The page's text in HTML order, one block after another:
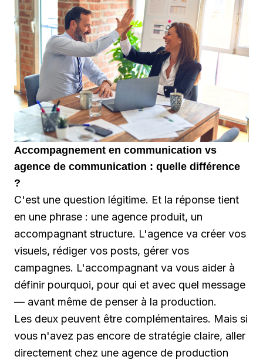
Accompagnement en communication vs
agence de communication : quelle différence
?
C'est une question légitime. Et la réponse tient
en une phrase : une agence produit, un
accompagnant structure. L'agence va créer vos
visuels, rédiger vos posts, gérer vos
campagnes. L'accompagnant va vous aider à
définir pourquoi, pour qui et avec quel message
— avant même de penser à la production.
Les deux peuvent être complémentaires. Mais si
vous n'avez pas encore de stratégie claire, aller
directement chez une agence de production